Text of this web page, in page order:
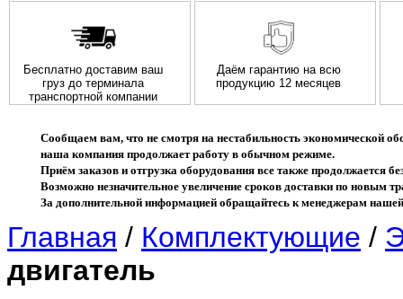
Бесплатно доставим ваш
груз до терминала
транспортной компании
Даём гарантию на всю
продукцию 12 месяцев
Сообщаем вам, что не смотря на нестабильность экономической
наша компания продолжает работу в обычном режиме.
Приём заказов и отгрузка оборудования все также продолжается
Возможно незначительное увеличение сроков доставки по новым
За дополнительной информацией обращайтесь к менеджерам
Главная / Комплектующие /
двигатель